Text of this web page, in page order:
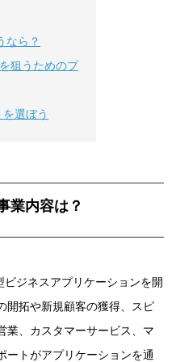
なら？
狙うためのプ
選ぼう
業内容は？
ジネスアプリケーションを開
開拓や新規顧客の獲得、スピ
業、カスタマーサービス、マ
ートがアプリケーションを通